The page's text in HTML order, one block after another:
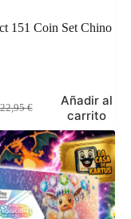
151 Coin Set Chino
22,95€
€.
€.
Añadir al
carrito